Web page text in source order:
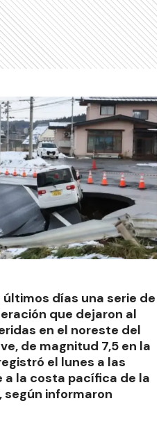
días una serie de
que dejaron al
en el noreste del
de magnitud 7,5 en la
el lunes a las
a la costa pacífica de la
informaron